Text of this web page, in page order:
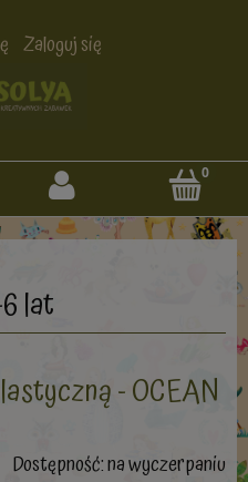
Zaloguj się
lat
- OCEAN
Dostępność:na wyczerpaniu